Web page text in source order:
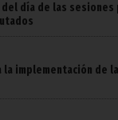
día de las sesiones
implementación de